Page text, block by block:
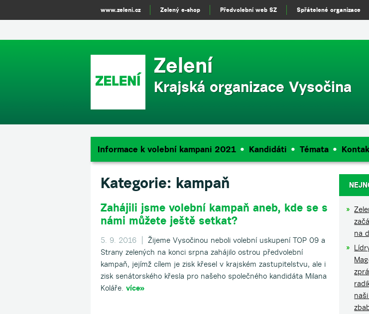
(function(i,s,o,g,r,a,m){i['GoogleAnalyticsObject']=r;i[r]=i[r]||function(){ (i[r].q=i[r].q||[]).push(arguments)},i[r].l=1*new
[0];a.async=1;a.src=g;m.parentNode.insertBefore(a,m) })(window,document,'script','//www.google-analytics.com/
Zelení
Krajská organizace Vysočina
Informace k volební kampani 2021 Kandidáti Témata
Kategorie: kampaň
Zahájili jsme volební kampaň aneb, kde se s
námi můžete ještě setkat?
5. 9. 2016 |
Žijeme Vysočinou neboli volební uskupení TOP 09 a
Strany zelených na konci srpna zahájilo ostrou předvolební
kampaň, jejímž cílem je zisk křesel v krajském zastupitelstvu, ale i
zisk senátorského křesla pro našeho společného kandidáta Milana
Koláře. více»
na
www.zeleni.cz Zelený e-shop Předvolební web SZ Spřátelené organizace